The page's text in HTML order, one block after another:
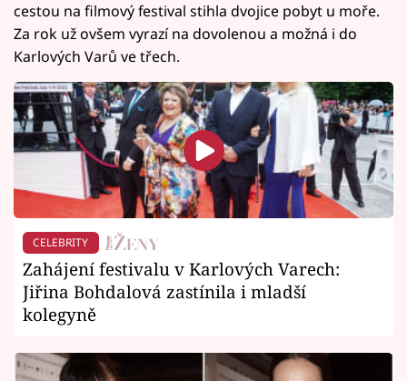
cestou na filmový festival stihla dvojice pobyt u moře.
Za rok už ovšem vyrazí na dovolenou a možná i do
Karlových Varů ve třech.
CELEBRITY
Zahájení festivalu v Karlových Varech:
Jiřina Bohdalová zastínila i mladší
kolegyně